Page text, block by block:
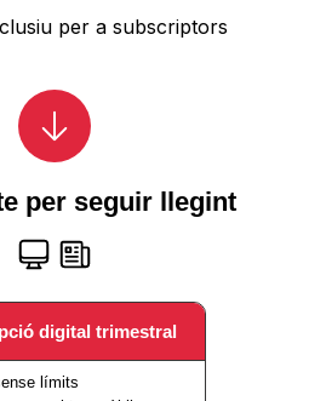
per a subscriptors